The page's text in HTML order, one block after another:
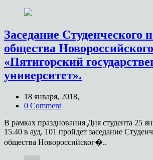
Заседание Студенческого
общества
«Пятигорский
университет».
18 января, 2018,
0 Comment
В рамках празднования Дня студента 25
15.40 в ауд. 101 пройдет заседание
общества Новороссийског�..